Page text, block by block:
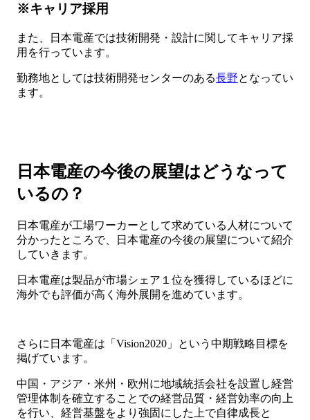
※キャリア採用
また、日本電産では技術開発・設計に関してキャリア採
用を行っています。
勤務地としては技術開発センターのある長野となってい
ます。
日本電産の今後の展望はどうなって
いるの？
日本電産が工場ワーカーとして求めている人材について
分かったところで、日本電産の今後の展望について紹介
していきます。
日本電産は製品が市場シェア１位を獲得しているほどに
海外でも評価が高く海外展開を進めています。
さらに日本電産は「Vision2020」という中期戦略目標を
掲げています。
中国・アジア・米州・欧州に地域統括会社を設置し経営
管理体制を確立することでの経営品質・経営効率の向上
を行い、経営基盤をより強固にした上で自律成長と